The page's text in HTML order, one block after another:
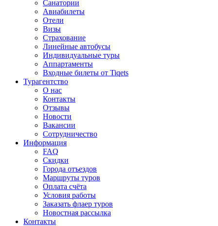
Санатории
Авиабилеты
Отели
Визы
Страхование
Линейные автобусы
Индивидуальные туры
Аппартаменты
Входные билеты от Tiqets
Турагентство
О нас
Контакты
Отзывы
Новости
Вакансии
Сотрудничество
Информация
FAQ
Скидки
Города отъездов
Маршруты туров
Оплата счёта
Условия работы
Заказать флаер туров
Новостная рассылка
Контакты